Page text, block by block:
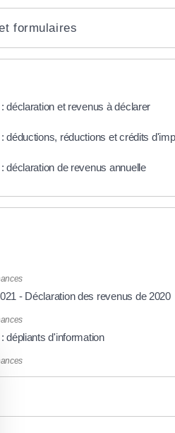
formulaires
déclaration et revenus à déclarer
déductions, réductions et crédits
déclaration de revenus annuelle
- Déclaration des revenus de 2020
dépliants d'information